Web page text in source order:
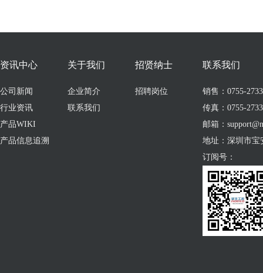
资讯中心
公司新闻
行业资讯
产品WIKI
产品信息追溯
关于我们
企业简介
联系我们
招贤纳士
招聘岗位
联系我们
销售：0755-
传真：0755-
邮箱：
地址：深圳市宝
订阅号：